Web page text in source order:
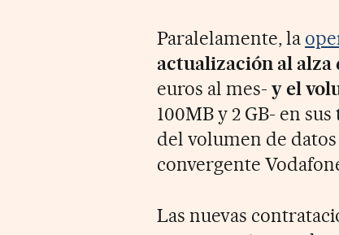
Paralelamente, la
actualización al alza
euros al mes-y el
100MB y 2 GB- en
del volumen de datos
convergente
Las nuevas